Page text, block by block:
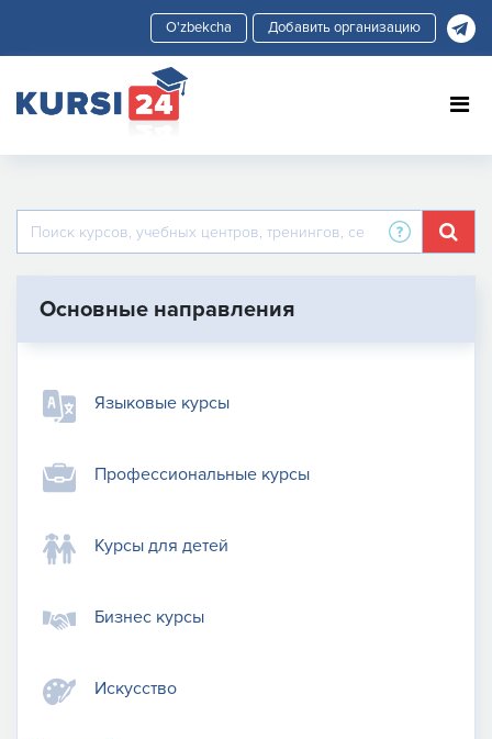
Добавить организацию
Основные направления
Языковые курсы
Профессиональные курсы
Курсы для детей
Бизнес курсы
Искусство